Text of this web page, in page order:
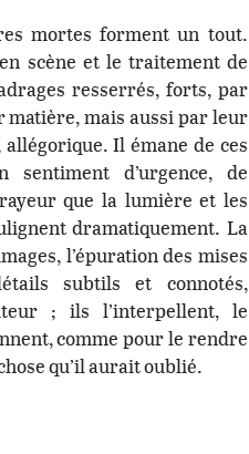
mortes forment un tout.
scène et le traitement de
resserrés, forts, par
matière, mais aussi par leur
Il émane de ces
sentiment d’urgence, de
que la lumière et les
dramatiquement. La
l’épuration des mises
subtils et connotés,
; ils l’interpellent, le
comme pour le rendre
qu’il aurait oublié.